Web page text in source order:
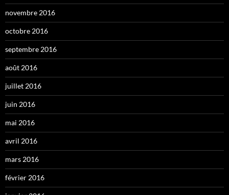
novembre 2016
octobre 2016
septembre 2016
août 2016
juillet 2016
juin 2016
mai 2016
avril 2016
mars 2016
février 2016